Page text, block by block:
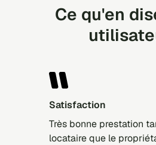
Ce qu'en
Satisfaction
Très bonne prestation
locataire que le